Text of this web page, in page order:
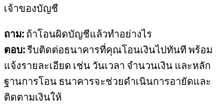
เจ้าของบัญชี
ถาม:ถ้าโอนผิดบัญชีแล้วทำอย่างไร
ตอบ:รีบติดต่อธนาคารที่คุณโอนเงินไปทันที พร้อม
แจ้งรายละเอียด เช่น วันเวลา จำนวนเงิน และหลัก
ฐานการโอน ธนาคารจะช่วยดำเนินการอายัดและ
ติดตามเงินให้